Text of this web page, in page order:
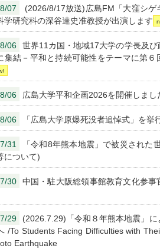
07
(2026/8/17放送)広島FM「大窪シゲ
学研究科の深谷達史准教授が出演します
06
世界11カ国・地域17大学の学長及
集結－平和と持続可能性をテーマに第６
06 広島大学平和企画2026を開催しまし
06 「広島大学原爆死没者追悼式」を挙
31
「令和8年熊本地震」で被災された
について)
30
中国・駐大阪総領事館教育文化参事
29
(2026.7.29)「令和８年熊本地震」
/To Students Facing Difficulties with
Earthquake